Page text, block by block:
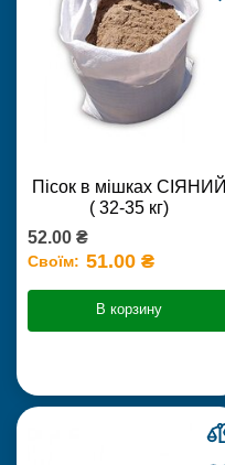
Пісок в мішках СІЯНИЙ
( 32-35 кг)
52.00 ₴
Своїм: 51.00 ₴
В корзину